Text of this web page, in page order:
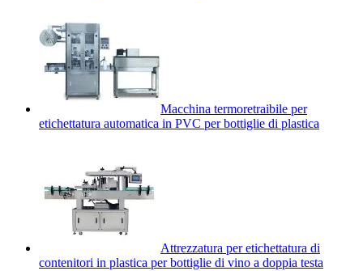
Macchina termoretraibile per
etichettatura automatica in PVC per bottiglie di plastica
Attrezzatura per etichettatura di
contenitori in plastica per bottiglie di vino a doppia testa